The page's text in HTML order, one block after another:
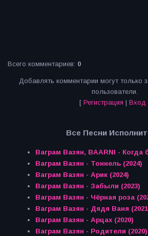
Всего комментариев: 0
Добавлять комментарии могут только
пользователи.
[ Регистрация | Вход
Все Песни
Ваграм Вазян, BAARNI - Когда
Ваграм Вазян - Тоннель (2024)
Ваграм Вазян - Арик (2024)
Ваграм Вазян - Забыли (2023)
Ваграм Вазян - Чёрная роза
Ваграм Вазян - Дядя Ваня
Ваграм Вазян - Арцах (2020)
Ваграм Вазян - Родители (2020)